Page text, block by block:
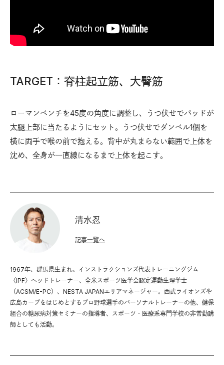
TARGET：脊柱起立筋、大臀筋
ローマンベンチを45度の角度に調整し、うつ伏せでパッドが
太腿上部に当たるようにセット。うつ伏せでダンベル1個を
横に両手で喉の前で抱える。背中が丸まらない範囲で上体を
沈め、全身が一直線になるまで上体を起こす。
清水忍
1967年、群馬県生まれ。インストラクションズ代表トレーニングジム
〈IPF〉ヘッドトレーナー、全米スポーツ医学会認定運動生理学士
（ACSM/E-PC）、NESTA JAPANエリアマネージャー。西武ライオンズや
広島カープをはじめとするプロ野球選手のパーソナルトレーナーの他、健保
組合の糖尿病対策セミナーの指導者、スポーツ・医療系専門学校の非常勤講
師としても活動。
記事一覧へ